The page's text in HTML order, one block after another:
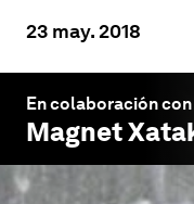
23 may. 2018
En colaboración con
Magnet